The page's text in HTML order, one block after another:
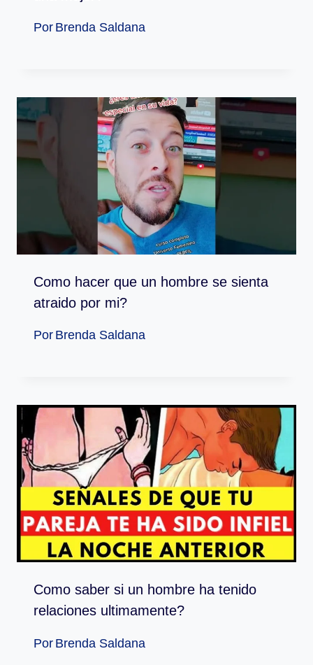
Por Brenda Saldana
Como hacer que un hombre se sienta
atraido por mi?
Por Brenda Saldana
Como saber si un hombre ha tenido
relaciones ultimamente?
Por Brenda Saldana